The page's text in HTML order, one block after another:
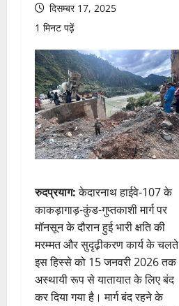
दिसम्बर 17, 2025
1 मिनट पढ़ें
रुदप्रयाग:केदारनाथ हाईवे-107 के
काकड़ागाड़-कुंड-गुप्तकाशी मार्ग पर
मॉनसून के दौरान हुई भारी क्षति की
मरम्मत और सुदृढ़ीकरण कार्य के चलते
इस हिस्से को 15 जनवरी 2026 तक
अस्थायी रूप से यातायात के लिए बंद
कर दिया गया है। मार्ग बंद रहने के